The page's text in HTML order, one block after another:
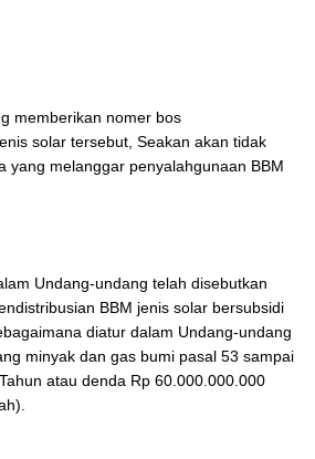
memberikan nomer bos
solar tersebut, Seakan akan tidak
yang melanggar penyalahgunaan BBM
Undang-undang telah disebutkan
BBM jenis solar bersubsidi
diatur dalam Undang-undang
minyak dan gas bumi pasal 53 sampai
atau denda Rp 60.000.000.000